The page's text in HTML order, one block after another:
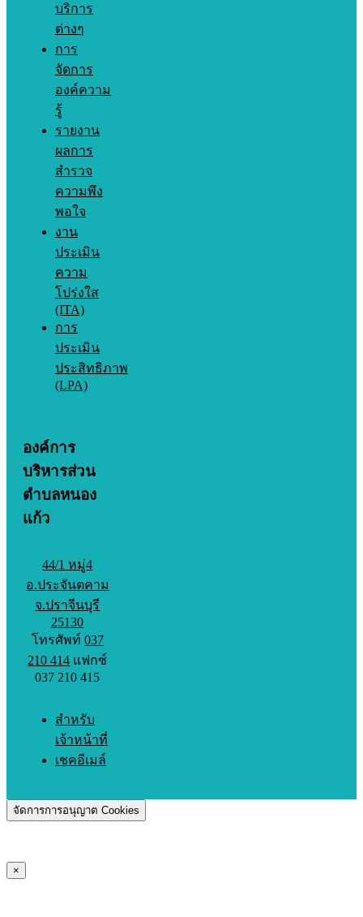
บริการ
ต่างๆ
การ
จัดการ
องค์ความ
รู้
รายงาน
ผลการ
สำรวจ
ความพึง
พอใจ
งาน
ประเมิน
ความ
โปร่งใส
(ITA)
การ
ประเมิน
ประสิทธิภาพ
(LPA)
องค์การ
บริหารส่วน
ตำบลหนอง
แก้ว
44/1 หมู่4
อ.ประจันตคาม
จ.ปราจีนบุรี
25130
โทรศัพท์ 037
210 414 แฟกซ์
037 210 415
สำหรับ
เจ้าหน้าที่
เชคอีเมล์
จัดการการอนุญาต Cookies
×